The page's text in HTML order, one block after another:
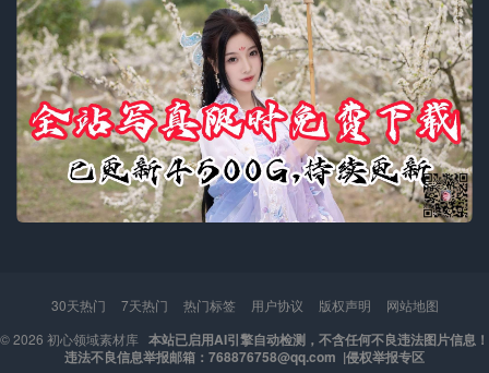
30天热门 7天热门 热门标签 用户协议 版权声明
网站地图
© 2026 初心领域素材库 本站已启用AI引擎自动检测，不含任何不良违法图片信息！
违法不良信息举报邮箱：768876758@qq.com |侵权举报专区